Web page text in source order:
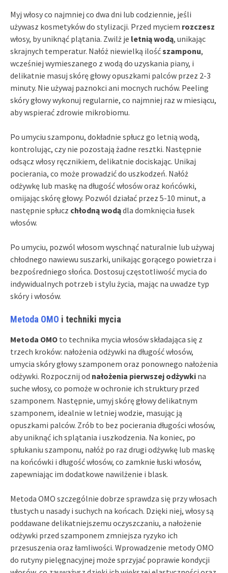
Myj włosy co najmniej co dwa dni lub codziennie, jeśli
używasz kosmetyków do stylizacji. Przed myciem rozczesz
włosy, by uniknąć plątania. Zwilż je letnią wodą, unikając
skrajnych temperatur. Nałóż niewielką ilośćszamponu,
wcześniej wymieszanego z wodą do uzyskania piany, i
delikatnie masuj skórę głowy opuszkami palców przez 2-3
minuty. Nie używaj paznokci ani mocnych ruchów. Peeling
skóry głowy wykonuj regularnie, co najmniej raz w miesiącu,
aby wspierać zdrowie mikrobiomu.
Po umyciu szamponu, dokładnie spłucz go letnią wodą,
kontrolując, czy nie pozostają żadne resztki. Następnie
odsącz włosy ręcznikiem, delikatnie dociskając. Unikaj
pocierania, co może prowadzić do uszkodzeń. Nałóż
odżywkę lub maskę na długość włosów oraz końcówki,
omijając skórę głowy. Pozwól działać przez 5-10 minut, a
następnie spłucz chłodną wodądla domknięcia łusek
włosów.
Po umyciu, pozwól włosom wyschnąć naturalnie lub używaj
chłodnego nawiewu suszarki, unikając gorącego powietrza i
bezpośredniego słońca. Dostosuj częstotliwość mycia do
indywidualnych potrzeb i stylu życia, mając na uwadze typ
skóry i włosów.
Metoda OMO i techniki mycia
Metoda OMO to technika mycia włosów składająca się z
trzech kroków: nałożenia odżywki na długość włosów,
umycia skóry głowy szamponem oraz ponownego nałożenia
odżywki. Rozpocznij od nałożenia pierwszej odżywki na
suche włosy, co pomoże w ochronie ich struktury przed
szamponem. Następnie, umyj skórę głowy delikatnym
szamponem, idealnie w letniej wodzie, masując ją
opuszkami palców. Zrób to bez pocierania długości włosów,
aby uniknąć ich splątania i uszkodzenia. Na koniec, po
spłukaniu szamponu, nałóż po raz drugi odżywkę lub maskę
na końcówki i długość włosów, co zamknie łuski włosów,
zapewniając im dodatkowe nawilżenie i blask.
Metoda OMO szczególnie dobrze sprawdza się przy włosach
tłustych u nasady i suchych na końcach. Dzięki niej, włosy są
poddawane delikatniejszemu oczyszczaniu, a nałożenie
odżywki przed szamponem zmniejsza ryzyko ich
przesuszenia oraz łamliwości. Wprowadzenie metody OMO
do rutyny pielęgnacyjnej może sprzyjać poprawie kondycji